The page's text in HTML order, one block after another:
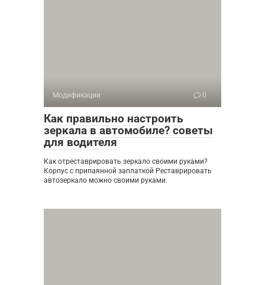
Модификации 0
Как правильно настроить
зеркала в автомобиле? советы
для водителя
Как отреставрировать зеркало своими руками?
Корпус с припаянной заплаткой Реставрировать
автозеркало можно своими руками.